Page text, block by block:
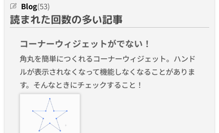
Blog(53)
読まれた回数の多い記事
コーナーウィジェットがでない！
角丸を簡単につくれるコーナーウィジェット。ハンド
ルが表示されなくなって機能しなくなることがありま
す。そんなときにチェックすること！